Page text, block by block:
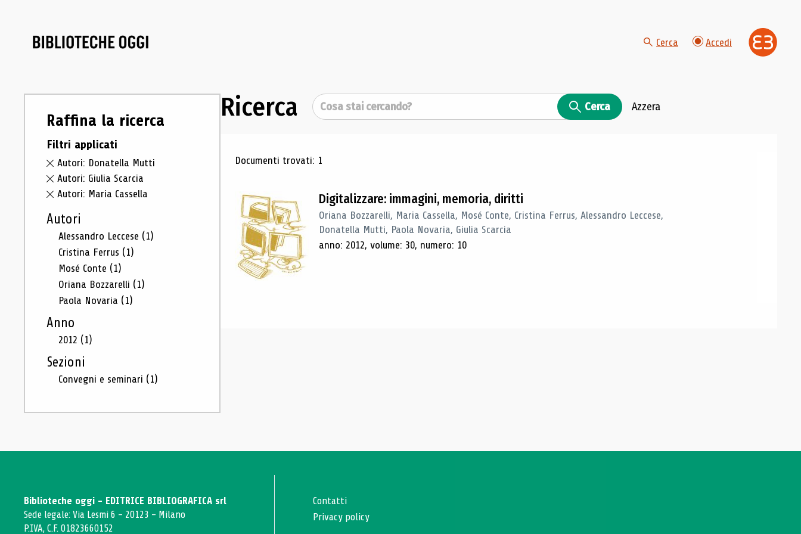
Cerca Accedi
Raffina la ricerca
Filtri applicati
Autori: Donatella Mutti
Autori: Giulia Scarcia
Autori: Maria Cassella
Autori
Alessandro Leccese (1)
Cristina Ferrus (1)
Mosé Conte (1)
Oriana Bozzarelli (1)
Paola Novaria (1)
Anno
2012 (1)
Sezioni
Convegni e seminari (1)
Ricerca Cerca Cerca Azzera
Risultati di ricerca
Documenti trovati: 1
Digitalizzare: immagini, memoria, diritti
Oriana Bozzarelli, Maria Cassella, Mosé Conte, Cristina Ferrus, Alessandro Leccese,
Donatella Mutti, Paola Novaria, Giulia Scarcia
anno: 2012, volume: 30, numero: 10
Biblioteche oggi - EDITRICE BIBLIOGRAFICA srl
Sede legale: Via Lesmi 6 - 20123 - Milano
P.IVA, C.F. 01823660152
Contatti
Privacy policy